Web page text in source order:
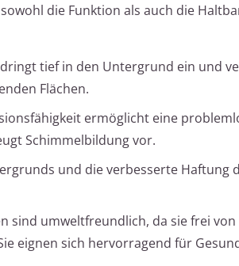
die Funktion als auch die
tief in den Untergrund ein und
Flächen.
ermöglicht eine
Schimmelbildung vor.
und die verbesserte Haftung
sind umweltfreundlich, da sie frei
eignen sich hervorragend für